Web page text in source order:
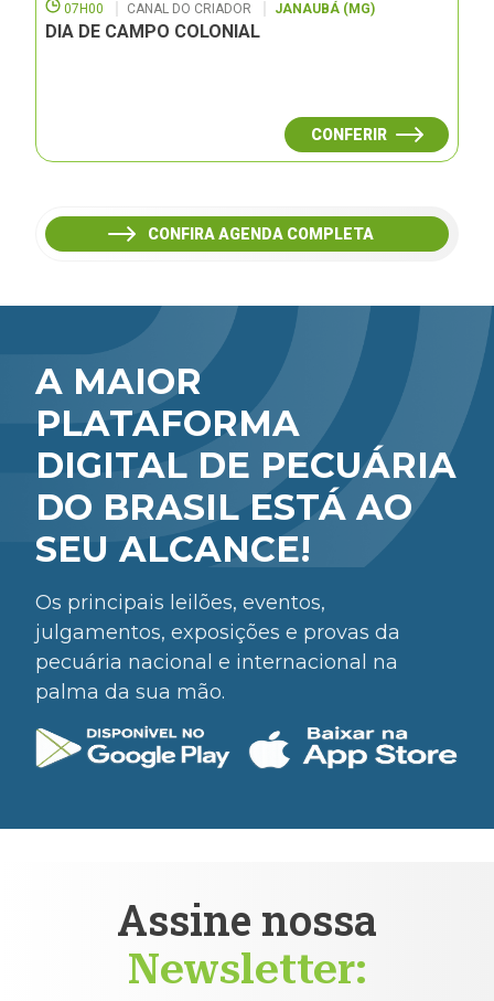
07H00 CANAL DO CRIADOR JANAUBÁ (MG)
DIA DE CAMPO COLONIAL
CONFERIR
CONFIRA AGENDA COMPLETA
A MAIOR
PLATAFORMA
DIGITAL DE PECUÁRIA
DO BRASIL ESTÁ AO
SEU ALCANCE!
Os principais leilões, eventos,
julgamentos, exposições e provas da
pecuária nacional e internacional na
palma da sua mão.
Assine nossa
Newsletter: